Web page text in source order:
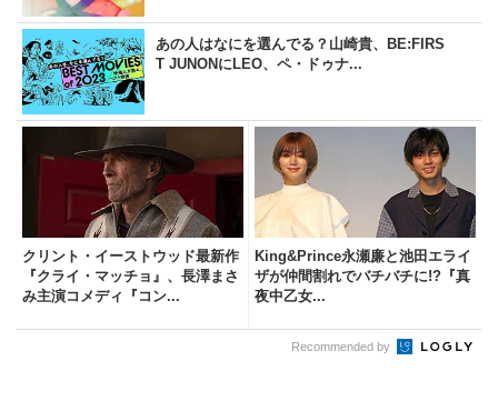
あの人はなにを選んでる？山崎貴、BE:FIRS
T JUNONにLEO、ペ・ドゥナ...
クリント・イーストウッド最新作
『クライ・マッチョ』、長澤まさ
み主演コメディ『コン...
King&Prince永瀬廉と池田エライ
ザが仲間割れでバチバチに!?『真
夜中乙女...
Recommended by